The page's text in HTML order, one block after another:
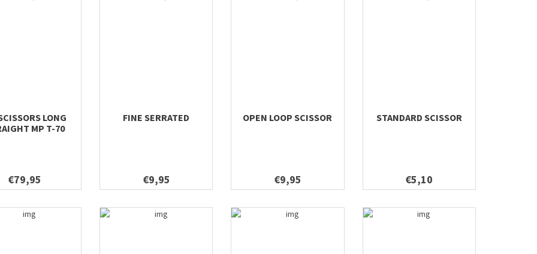
LONG
MP T-70
€79,95
FINE SERRATED
€9,95
OPEN LOOP SCISSOR
€9,95
STANDARD SCISSOR
€5,10